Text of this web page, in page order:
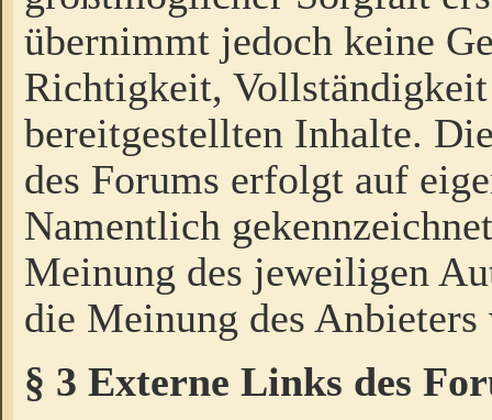
übernimmt jedoch keine
Richtigkeit,
bereitgestellten Inhalte.
des Forums erfolgt auf
Namentlich
Meinung des jeweiligen
die Meinung des Anbieters
§ 3 Externe Links des